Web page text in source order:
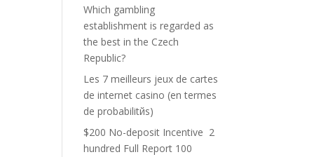
Which gambling
establishment is regarded as
the best in the Czech
Republic?
Les 7 meilleurs jeux de cartes
de internet casino (en termes
de probabilitйs)
$200 No-deposit Incentive ️ 2
hundred Full Report 100